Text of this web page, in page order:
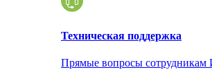
Техническая поддержка
Прямые вопросы